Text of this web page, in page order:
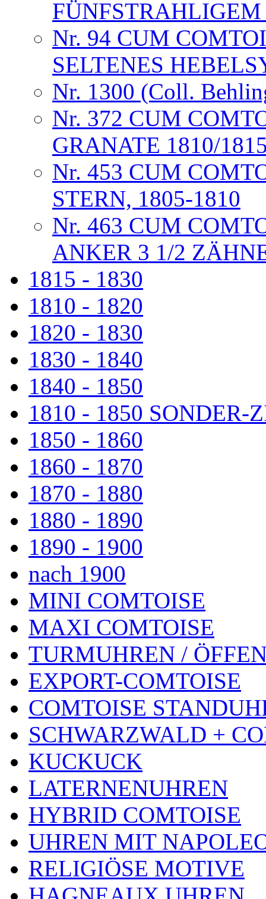
FÜNFSTRAHLIGEM
Nr. 94 CUM
SELTENES
Nr. 1300 (Coll.
Nr. 372 CUM
GRANATE 1810/
Nr. 453 CUM
STERN, 1805-1810
Nr. 463 CUM
ANKER 3 1/2
1815 - 1830
1810 - 1820
1820 - 1830
1830 - 1840
1840 - 1850
1810 - 1850 SONDER-
1850 - 1860
1860 - 1870
1870 - 1880
1880 - 1890
1890 - 1900
nach 1900
MINI COMTOISE
MAXI COMTOISE
TURMUHREN /
EXPORT-COMTOISE
COMTOISE
SCHWARZWALD +
KUCKUCK
LATERNENUHREN
HYBRID COMTOISE
UHREN MIT
RELIGIÖSE MOTIVE